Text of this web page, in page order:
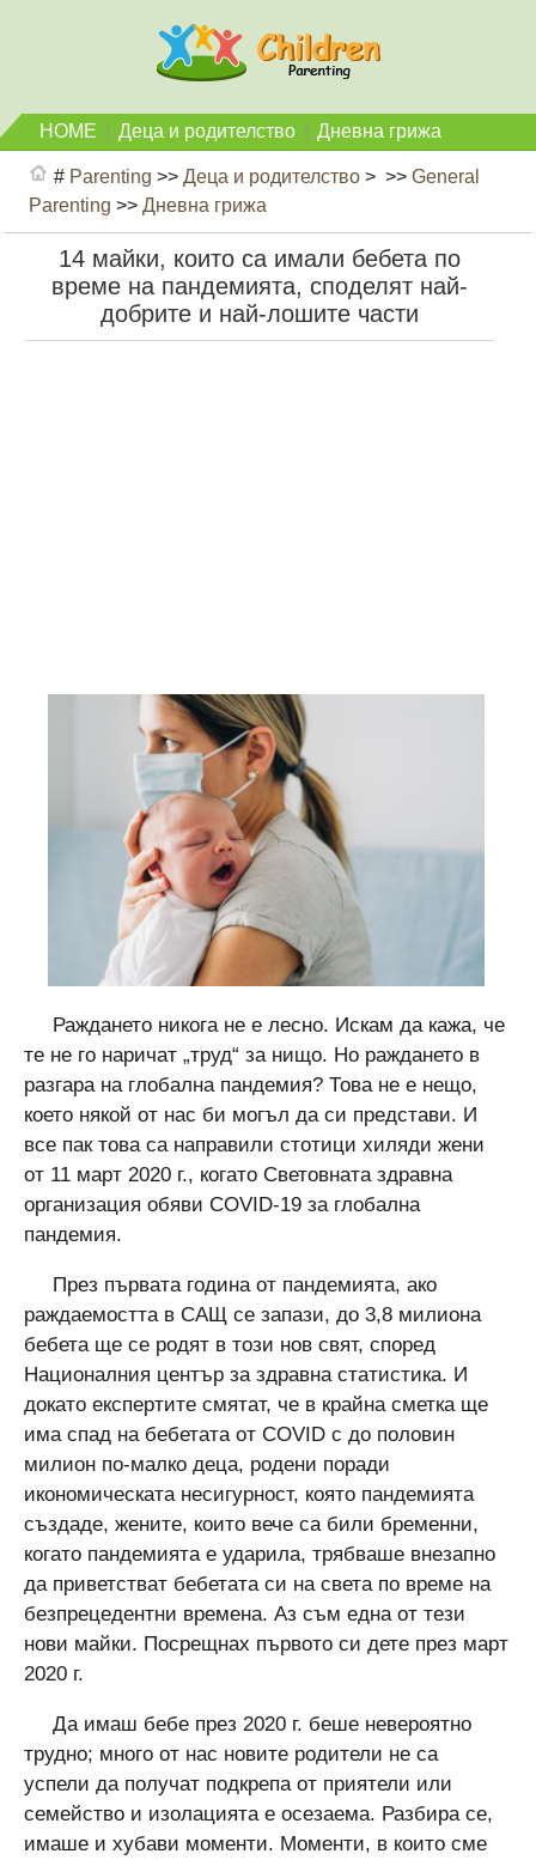
HOME Деца и родителство Дневна грижа
# Parenting >>Деца и родителство > >>General
Parenting >>Дневна грижа
14 майки, които са имали бебета по
време на пандемията, споделят най-
добрите и най-лошите части
Раждането никога не е лесно. Искам да кажа, че
те не го наричат ​​„труд“ за нищо. Но раждането в
разгара на глобална пандемия? Това не е нещо,
което някой от нас би могъл да си представи. И
все пак това са направили стотици хиляди жени
от 11 март 2020 г., когато Световната здравна
организация обяви COVID-19 за глобална
пандемия.
През първата година от пандемията, ако
раждаемостта в САЩ се запази, до 3,8 милиона
бебета ще се родят в този нов свят, според
Националния център за здравна статистика. И
докато експертите смятат, че в крайна сметка ще
има спад на бебетата от COVID с до половин
милион по-малко деца, родени поради
икономическата несигурност, която пандемията
създаде, жените, които вече са били бременни,
когато пандемията е ударила, трябваше внезапно
да приветстват бебетата си на света по време на
безпрецедентни времена. Аз съм една от тези
нови майки. Посрещнах първото си дете през март
2020 г.
Да имаш бебе през 2020 г. беше невероятно
трудно; много от нас новите родители не са
успели да получат подкрепа от приятели или
семейство и изолацията е осезаема. Разбира се,
имаше и хубави моменти. Моменти, в които сме